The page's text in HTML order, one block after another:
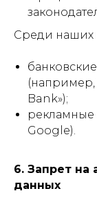
Среди наших
(например,
Bank»);
Google).
6. Запрет на
данных